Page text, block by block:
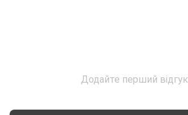
Додайте перший відгук